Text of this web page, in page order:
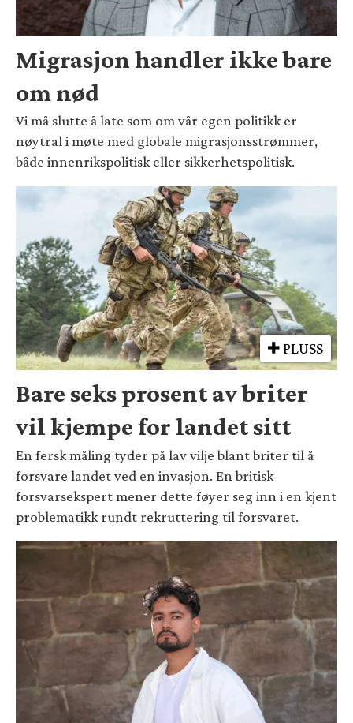
Migrasjon handler ikke bare
om nød
Vi må slutte å late som om vår egen politikk er
nøytral i møte med globale migrasjonsstrømmer,
både innenrikspolitisk eller sikkerhetspolitisk.
PLUSS
Bare seks prosent av briter
vil kjempe for landet sitt
En fersk måling tyder på lav vilje blant briter til å
forsvare landet ved en invasjon. En britisk
forsvarsekspert mener dette føyer seg inn i en kjent
problematikk rundt rekruttering til forsvaret.